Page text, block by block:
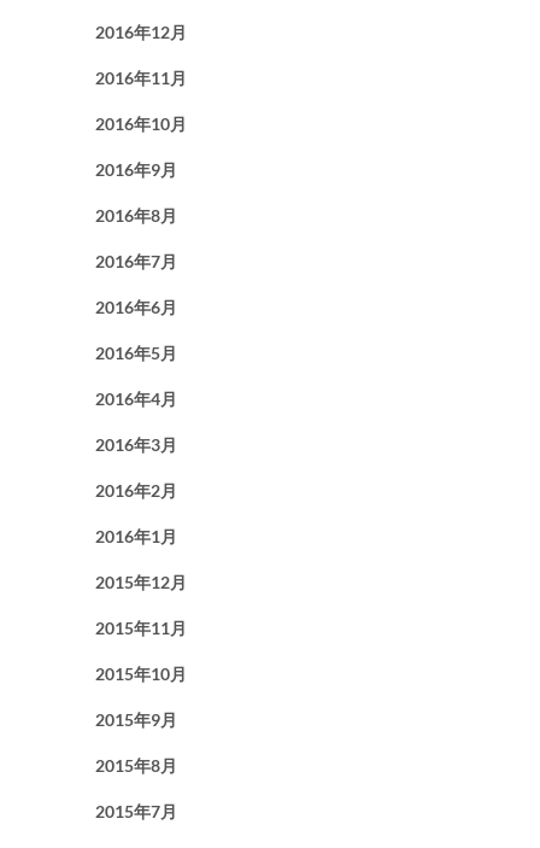
2016年12月
2016年11月
2016年10月
2016年9月
2016年8月
2016年7月
2016年6月
2016年5月
2016年4月
2016年3月
2016年2月
2016年1月
2015年12月
2015年11月
2015年10月
2015年9月
2015年8月
2015年7月